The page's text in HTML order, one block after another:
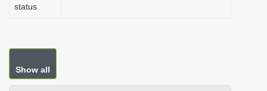
status
Show all